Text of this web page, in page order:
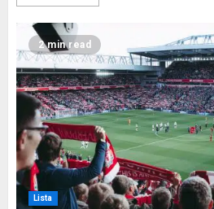
2 min read
Lista